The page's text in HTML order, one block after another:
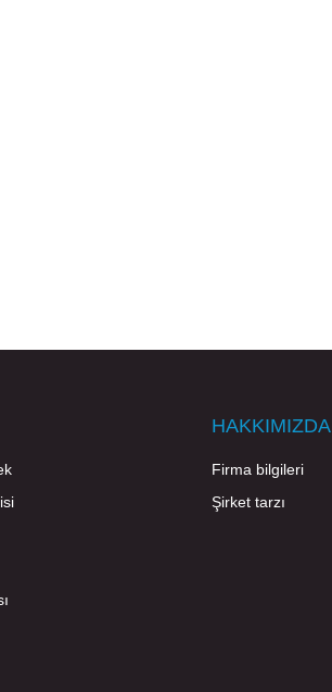
HAKKIMIZDA
Firma bilgileri
Şirket tarzı